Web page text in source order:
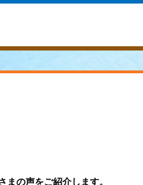
の声をご紹介します。